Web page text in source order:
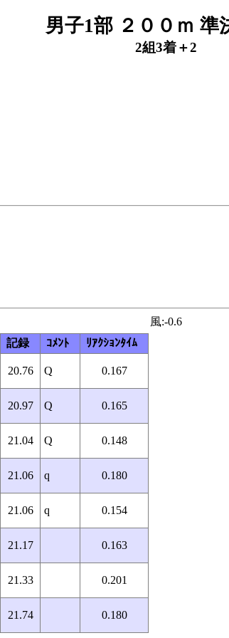
男子1部 ２００ｍ 準
2組3着＋2
風:-0.6
記録 ｺﾒﾝﾄ ﾘｱｸｼｮﾝﾀｲﾑ
20.76 Q 0.167
20.97 Q 0.165
21.04 Q 0.148
21.06 q 0.180
21.06 q 0.154
21.17 0.163
21.33 0.201
21.74 0.180